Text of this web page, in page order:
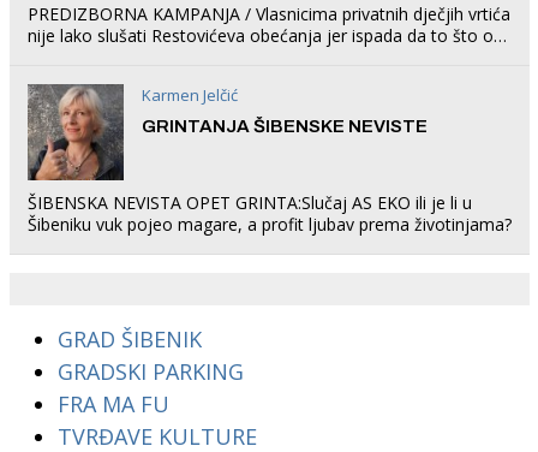
PREDIZBORNA KAMPANJA / Vlasnicima privatnih dječjih vrtića
nije lako slušati Restovićeva obećanja jer ispada da to što oni
Karmen Jelčić
GRINTANJA ŠIBENSKE NEVISTE
ŠIBENSKA NEVISTA OPET GRINTA:Slučaj AS EKO ili je li u
Šibeniku vuk pojeo magare, a profit ljubav prema životinjama?
GRAD ŠIBENIK
GRADSKI PARKING
FRA MA FU
TVRĐAVE KULTURE